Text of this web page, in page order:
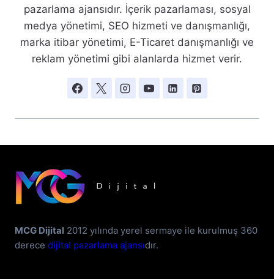
pazarlama ajansıdır. İçerik pazarlaması, sosyal
medya yönetimi, SEO hizmeti ve danışmanlığı,
marka itibar yönetimi, E-Ticaret danışmanlığı ve
reklam yönetimi gibi alanlarda hizmet verir.
MCG Dijital 2012 yılında yerel sermaye ile kurulmuş 360
derece dijital pazarlama ajansıdır.